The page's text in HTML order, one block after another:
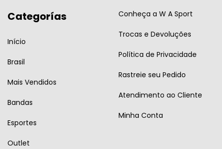
Categorías
Início
Brasil
Mais Vendidos
Bandas
Esportes
Outlet
Conheça a W A Sport
Trocas e Devoluções
Política de Privacidade
Rastreie seu Pedido
Atendimento ao Cliente
Minha Conta